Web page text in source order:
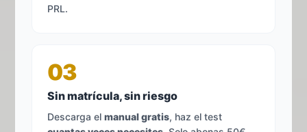
PRL.
03
Sin matrícula, sin riesgo
Descarga elmanual gratis, haz el test